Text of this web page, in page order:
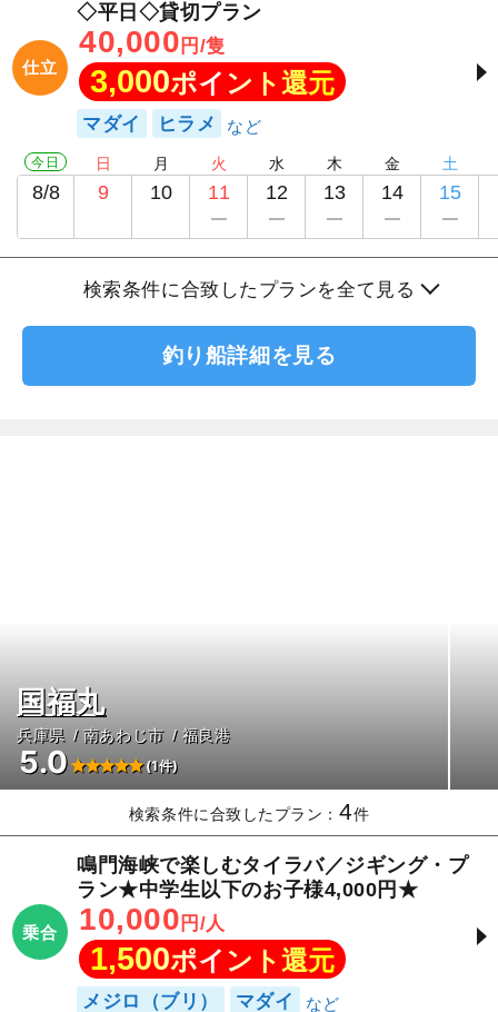
仕立
◇平日◇貸切プラン
40,000 円/隻
3,000ポイント還元
マダイ ヒラメ
今日
8/8
日
9
月
10
火
11
水
12
木
13
金
14
土
15
検索条件に合致したプランを全て見る
釣り船詳細を見る
国福丸
兵庫県 南あわじ市 福良港
5.0 (1件)
検索条件に合致したプラン：4件
乗合
鳴門海峡で楽しむタイラバ／ジギング・プ
ラン★中学生以下のお子様4,000円★
10,000 円/人
1,500ポイント還元
メジロ（ブリ） マダイ